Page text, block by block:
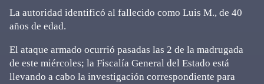
La autoridad identificó al fallecido como Luis M., de 40
años de edad.
El ataque armado ocurrió pasadas las 2 de la madrugada
de este miércoles; la Fiscalía General del Estado está
llevando a cabo la investigación correspondiente para